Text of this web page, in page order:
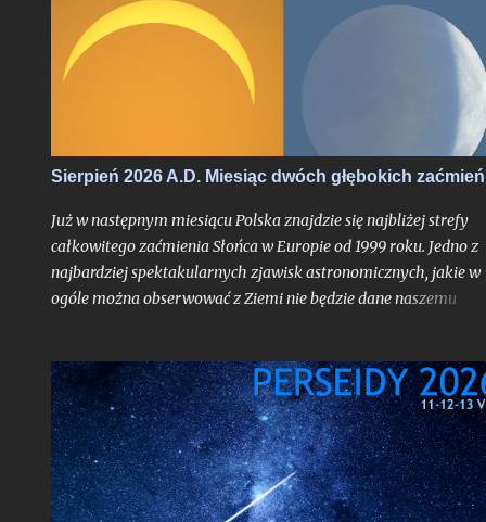
tym roku, trudno bowiem w najnowszej historii znaleźć
przypadek takiego sierpnia, który wiązałby się z
kumulacją wspaniałości na skalę jak w 2026 roku. O ile bowiem
najsłynniejszy rój meteorów nie jest dla tego miesiąca
tyle fakt, że będzie on otoczony bardzo głębokimi zaćmieniami
zarówno Słońca jak i Księżyca - to już nawarstwienie zjawisk
wielkiego kalibru na skalę, jakiej chyba nikt z nas jeszcze nie
doświadczył.
Sierpień 2026 A.D. Miesiąc dwóch głębokich zaćmień
Już w następnym miesiącu Polska znajdzie się najbliżej strefy
całkowitego zaćmienia Słońca w Europie od 1999 roku. Jedno z
najbardziej spektakularnych zjawisk astronomicznych, jakie w
ogóle można obserwować z Ziemi nie będzie dane naszemu
który obszar kontynentu chodzi - spektakl ten rozegra się
innymi nad Hiszpanią. Choć faza całkowita z Polski
nie będzie, tak duża bliskość względem pasa jej widoczności
oznacza nieuchronnie, że znajdziemy się w strefie zaćmienia
częściowego o bardzo głębokiej fazie maksymalnej
do aż 87%, gdy Słońce stanie się cienkim sierpem. Jako, że